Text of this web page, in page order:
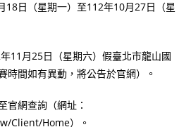
18日（星期一）至112年10月27日（星
11月25日（星期六）假臺北市龍山國
時間如有異動，將公告於官網）。
官網查詢（網址：
Client/Home）。